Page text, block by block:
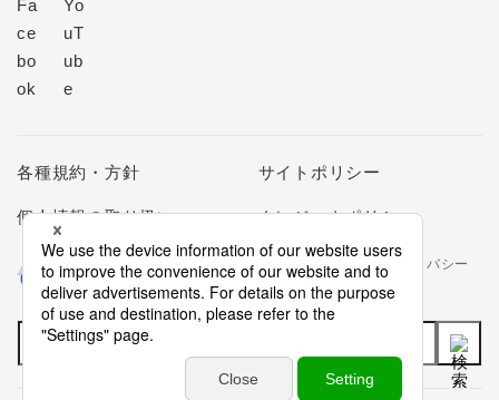
各種規約・方針 サイトポリシー
個人情報の取り扱い クレジットポリシー
当社は個人情報の取扱いを適切に行う企業としてプライバシー
マークの使用を認められた認定業者です。